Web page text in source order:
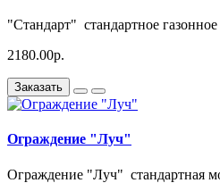
"Стандарт" стандартное
2180.00р.
Заказать
Ограждение "Луч"
Ограждение "Луч" стандартная